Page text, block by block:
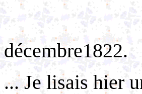
décembre1822.
... Je lisais hier